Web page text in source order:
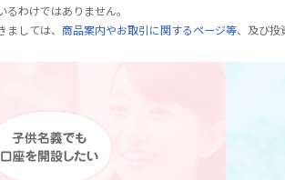
わけではありません。
しては、 商品案内やお取引に関するページ等、及び投